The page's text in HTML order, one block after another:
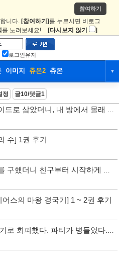
참여하기
니다. [참여하기] 를 누르시면 비로그
를 노려보세요! [다시보지 않기 ]
로그인유지
이미지 츄온2 츄온 ▼
커뮤니티
츄온2 츄온
정 글10/댓글1
드로 삼았더니, 내 방에서 몰래 뭔
수] 1권 후기
구했더니 친구부터 시작하게 되
스의 마왕 경국기] 1 ~ 2권 후기
로 회피했다. 파티가 병들었다.] 1